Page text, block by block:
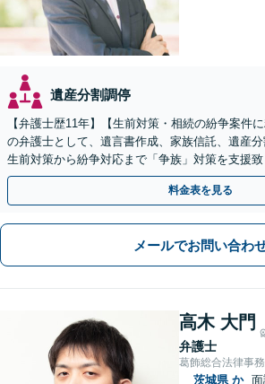
遺産分割調停
【弁護士歴11年】【生前対策・相続の紛争案件
の弁護士として、遺言書作成、家族信託、遺産分
生前対策から紛争対応まで「争族」対策を支援
分】【初回面談無料】
料金表を見る
メールでお問い合わ
高木 大門
弁護士
葛飾総合法律事
茨城県 か